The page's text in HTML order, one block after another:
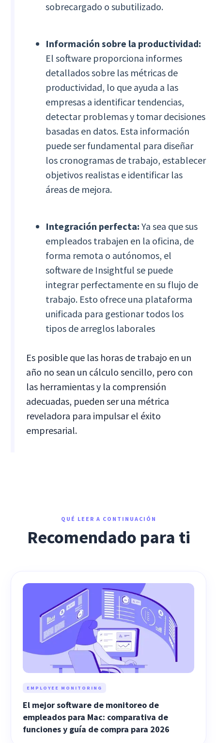
sobrecargado o subutilizado.
Información sobre la productividad:
El software proporciona informes
detallados sobre las métricas de
productividad, lo que ayuda a las
empresas a identificar tendencias,
detectar problemas y tomar decisiones
basadas en datos. Esta información
puede ser fundamental para diseñar
los cronogramas de trabajo, establecer
objetivos realistas e identificar las
áreas de mejora.
Integración perfecta:Ya sea que sus
empleados trabajen en la oficina, de
forma remota o autónomos, el
software de Insightful se puede
integrar perfectamente en su flujo de
trabajo. Esto ofrece una plataforma
unificada para gestionar todos los
tipos de arreglos laborales
Es posible que las horas de trabajo en un
año no sean un cálculo sencillo, pero con
las herramientas y la comprensión
adecuadas, pueden ser una métrica
reveladora para impulsar el éxito
empresarial.
QUÉ LEER A CONTINUACIÓN
Recomendado para ti
EMPLOYEE MONITORING
El mejor software de monitoreo de
empleados para Mac: comparativa de
funciones y guía de compra para 2026